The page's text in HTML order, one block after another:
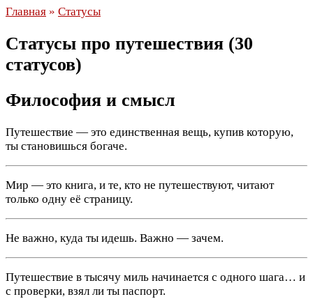
Главная » Статусы
Статусы про путешествия (30
статусов)
Философия и смысл
Путешествие — это единственная вещь, купив которую,
ты становишься богаче.
Мир — это книга, и те, кто не путешествуют, читают
только одну её страницу.
Не важно, куда ты идешь. Важно — зачем.
Путешествие в тысячу миль начинается с одного шага… и
с проверки, взял ли ты паспорт.